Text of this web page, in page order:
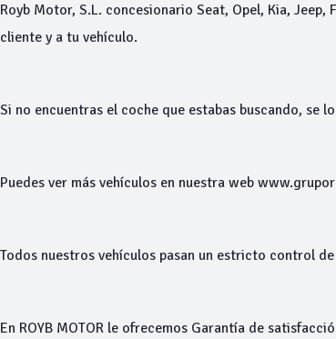
Royb Motor, S.L. concesionario Seat, Opel, Kia,
cliente y a tu vehículo.
Si no encuentras el coche que estabas buscando, se
Puedes ver más vehículos en nuestra web
Todos nuestros vehículos pasan un estricto control
En ROYB MOTOR le ofrecemos Garantía de